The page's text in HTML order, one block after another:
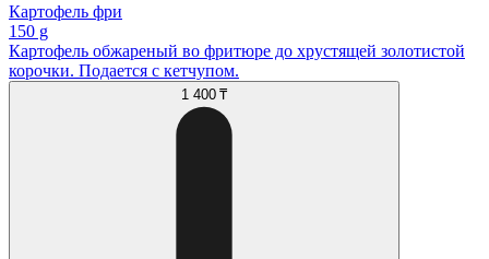
Картофель фри
150 g
Картофель обжареный во фритюре до хрустящей золотистой
корочки. Подается с кетчупом.
1 400 ₸